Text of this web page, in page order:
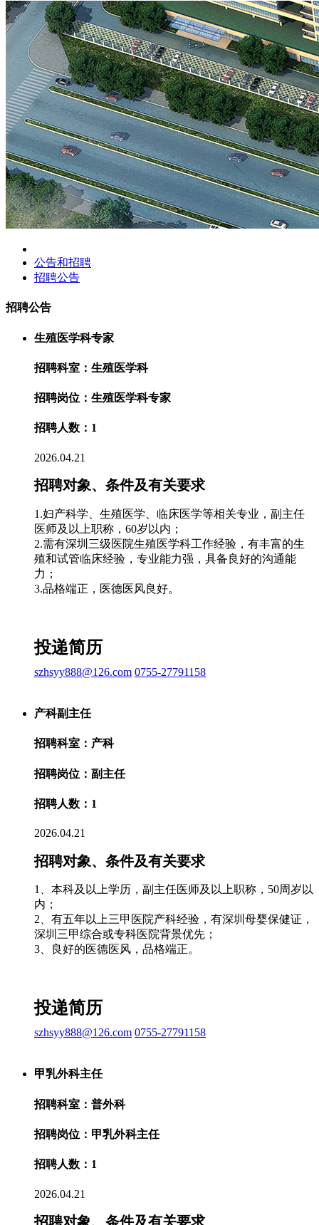
公告和招聘
招聘公告
招聘公告
生殖医学科专家
招聘科室：生殖医学科
招聘岗位：生殖医学科专家
招聘人数：1
2026.04.21
招聘对象、条件及有关要求
1.妇产科学、生殖医学、临床医学等相关专业，副主任
医师及以上职称，60岁以内；
2.需有深圳三级医院生殖医学科工作经验，有丰富的生
殖和试管临床经验，专业能力强，具备良好的沟通能
力；
3.品格端正，医德医风良好。
投递简历
szhsyy888@126.com 0755-27791158
产科副主任
招聘科室：产科
招聘岗位：副主任
招聘人数：1
2026.04.21
招聘对象、条件及有关要求
1、本科及以上学历，副主任医师及以上职称，50周岁以
内；
2、有五年以上三甲医院产科经验，有深圳母婴保健证，
深圳三甲综合或专科医院背景优先；
3、良好的医德医风，品格端正。
投递简历
szhsyy888@126.com 0755-27791158
甲乳外科主任
招聘科室：普外科
招聘岗位：甲乳外科主任
招聘人数：1
2026.04.21
招聘对象、条件及有关要求